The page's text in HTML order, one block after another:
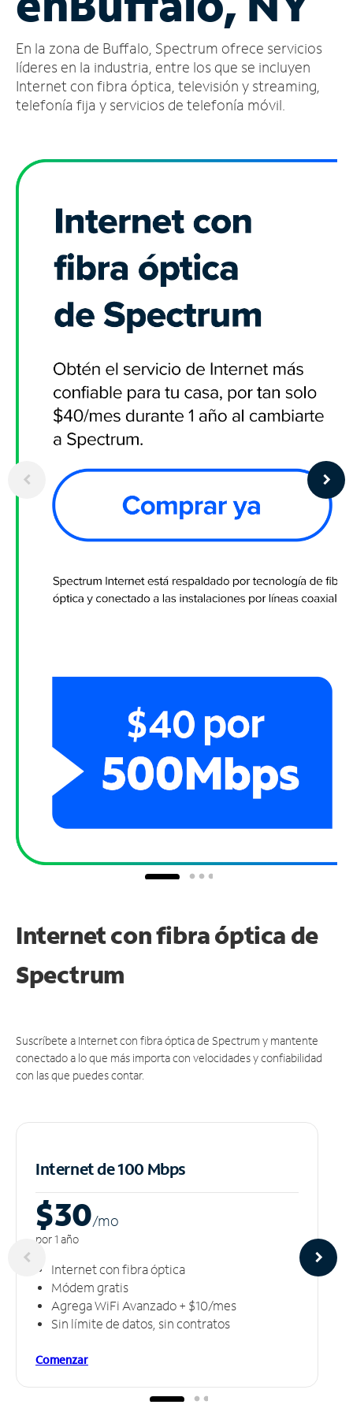
cuenta
Encuentra
una
tienda
En la zona de Buffalo, Spectrum ofrece servicios
líderes en la industria, entre los que se incluyen
Internet con fibra óptica, televisión y streaming,
telefonía fija y servicios de telefonía móvil.
Internet con fibra óptica de
Spectrum
Suscríbete a Internet con fibra óptica de Spectrum y mantente
conectado a lo que más importa con velocidades y confiabilidad
con las que puedes contar.
Internet de 100 Mbps
$30/mo
por 1 año
Internet con fibra óptica
Módem gratis
Agrega WiFi Avanzado + $10/mes
Sin límite de datos, sin contratos
Comenzar